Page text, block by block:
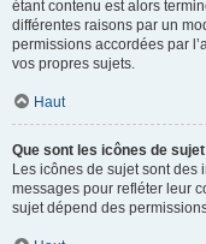
étant contenu est alors
différentes raisons par un
permissions accordées par
vos propres sujets.
Haut
Que sont les icônes de
Les icônes de sujet sont
messages pour refléter leur
sujet dépend des